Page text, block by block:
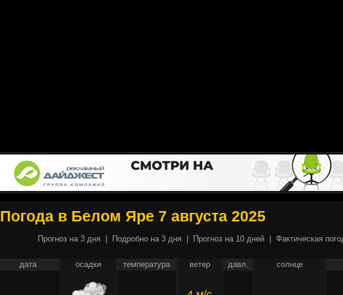
Погода в Белом Яре 7 августа 2025
Прогноз на 3 дня Подробно на 3 дня Прогноз на 10 дней Фактическая
дата осадки температура ветер давл. солнце